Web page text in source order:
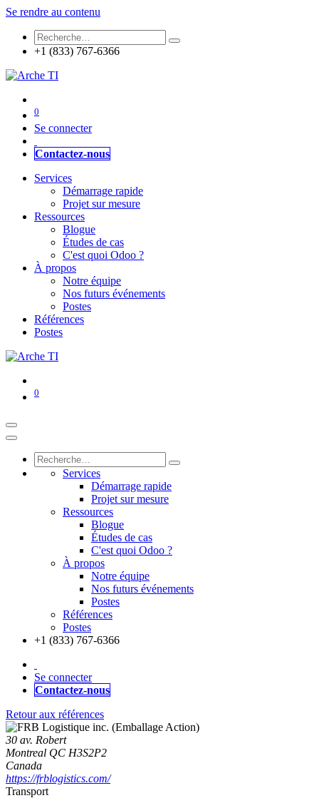
Se rendre au contenu
+1 (833) 767-6366
0
Se connecter
Contactez-nous
Services
Démarrage rapide
Projet sur mesure
Ressources
Blogue
Études de cas
C'est quoi Odoo ?
À propos
Notre équipe
Nos futurs événements
Postes
Références
Postes
0
Services
Démarrage rapide
Projet sur mesure
Ressources
Blogue
Études de cas
C'est quoi Odoo ?
À propos
Notre équipe
Nos futurs événements
Postes
Références
Postes
+1 (833) 767-6366
Se connecter
Contactez-nous
Retour aux références
30 av. Robert
Montreal QC H3S2P2
Canada
https://frblogistics.com/
Transport